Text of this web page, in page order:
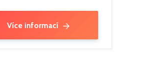
Více informací